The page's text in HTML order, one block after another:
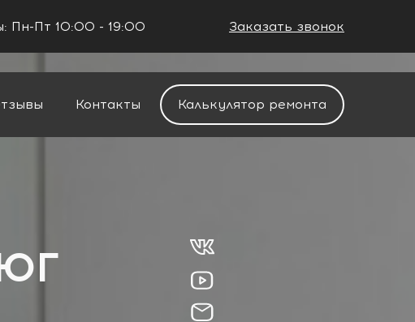
Пн-Пт 10:00 - 19:00 Заказать звонок
Контакты
Калькулятор ремонта